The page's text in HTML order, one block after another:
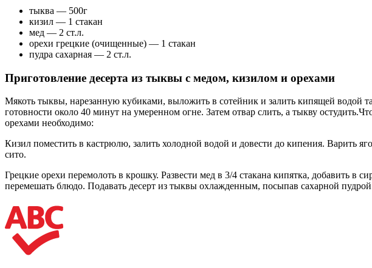
тыква — 500г
кизил — 1 стакан
мед — 2 ст.л.
орехи грецкие (очищенные) — 1 стакан
пудра сахарная — 2 ст.л.
Приготовление десерта из тыквы с медом, кизилом и орехами
Мякоть тыквы, нарезанную кубиками, выложить в сотейник и залить кипящей водой
готовности около 40 минут на умеренном огне. Затем отвар слить, а тыкву
орехами необходимо:
Кизил поместить в кастрюлю, залить холодной водой и довести до кипения. Варить
сито.
Грецкие орехи перемолоть в крошку. Развести мед в 3/4 стакана кипятка, добавить
перемешать блюдо. Подавать десерт из тыквы охлажденным, посыпав сахарной